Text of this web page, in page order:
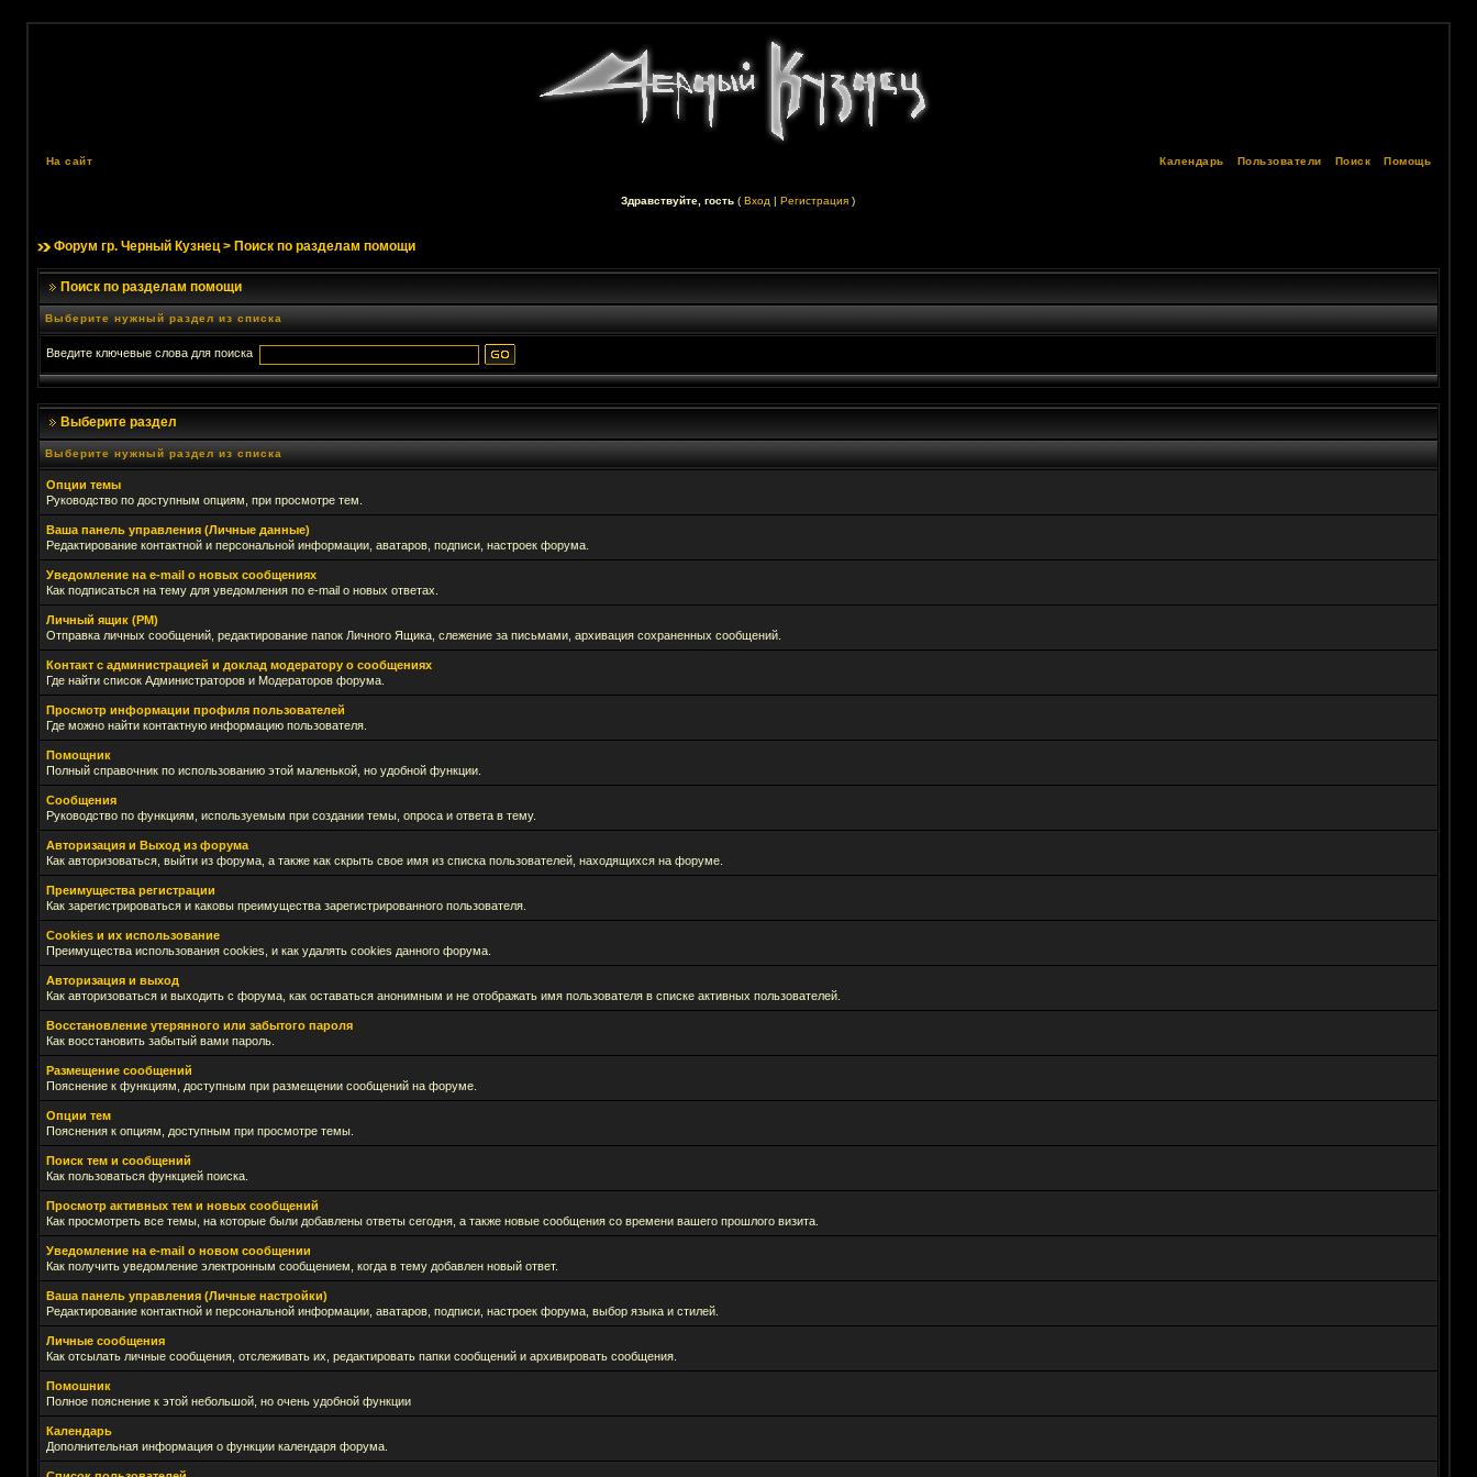
На сайт Помощь
Поиск
Пользователи
Календарь
Здравствуйте, гость (Вход |Регистрация )
Форум гр. Черный Кузнец> Поиск по разделам помощи
Поиск по разделам помощи
Выберите нужный раздел из списка
Введите ключевые слова для поиска
Выберите раздел
Выберите нужный раздел из списка
Опции темы
Руководство по доступным опциям, при просмотре тем.
Ваша панель управления (Личные данные)
Редактирование контактной и персональной информации, аватаров, подписи, настроек форума.
Уведомление на e-mail о новых сообщениях
Как подписаться на тему для уведомления по e-mail о новых ответах.
Личный ящик (PM)
Отправка личных сообщений, редактирование папок Личного Ящика, слежение за письмами, архивация сохраненных сообщений.
Контакт с администрацией и доклад модератору о сообщениях
Где найти список Администраторов и Модераторов форума.
Просмотр информации профиля пользователей
Где можно найти контактную информацию пользователя.
Помощник
Полный справочник по использованию этой маленькой, но удобной функции.
Сообщения
Руководство по функциям, используемым при создании темы, опроса и ответа в тему.
Авторизация и Выход из форума
Как авторизоваться, выйти из форума, а также как скрыть свое имя из списка пользователей, находящихся на форуме.
Преимущества регистрации
Как зарегистрироваться и каковы преимущества зарегистрированного пользователя.
Cookies и их использование
Преимущества использования cookies, и как удалять cookies данного форума.
Авторизация и выход
Как авторизоваться и выходить с форума, как оставаться анонимным и не отображать имя пользователя в списке активных пользователей.
Восстановление утерянного или забытого пароля
Как восстановить забытый вами пароль.
Размещение сообщений
Пояснение к функциям, доступным при размещении сообщений на форуме.
Опции тем
Пояснения к опциям, доступным при просмотре темы.
Поиск тем и сообщений
Как пользоваться функцией поиска.
Просмотр активных тем и новых сообщений
Как просмотреть все темы, на которые были добавлены ответы сегодня, а также новые сообщения со времени вашего прошлого визита.
Уведомление на е-mail о новом сообщении
Как получить уведомление электронным сообщением, когда в тему добавлен новый ответ.
Ваша панель управления (Личные настройки)
Редактирование контактной и персональной информации, аватаров, подписи, настроек форума, выбор языка и стилей.
Личные сообщения
Как отсылать личные сообщения, отслеживать их, редактировать папки сообщений и архивировать сообщения.
Помошник
Полное пояснение к этой небольшой, но очень удобной функции
Календарь
Дополнительная информация о функции календаря форума.